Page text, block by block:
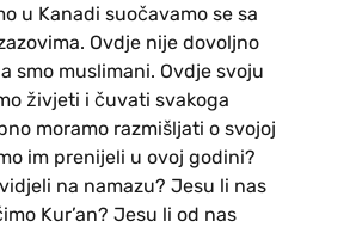
u Kanadi suočavamo se sa
Ovdje nije dovoljno
smo muslimani. Ovdje svoju
živjeti i čuvati svakoga
moramo razmišljati o svojoj
im prenijeli u ovoj godini?
na namazu? Jesu li nas
Kur’an? Jesu li od nas